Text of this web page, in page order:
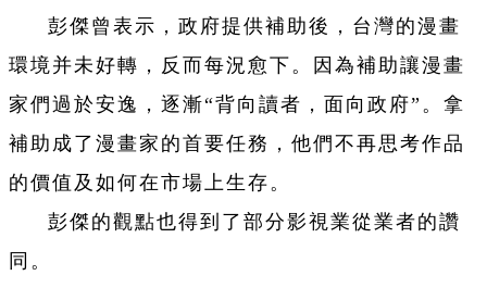
彭傑曾表示，政府提供補助後，台灣的漫畫
環境并未好轉，反而每況愈下。因為補助讓漫畫
家們過於安逸，逐漸“背向讀者，面向政府”。拿
補助成了漫畫家的首要任務，他們不再思考作品
的價值及如何在市場上生存。
彭傑的觀點也得到了部分影視業從業者的讚
同。